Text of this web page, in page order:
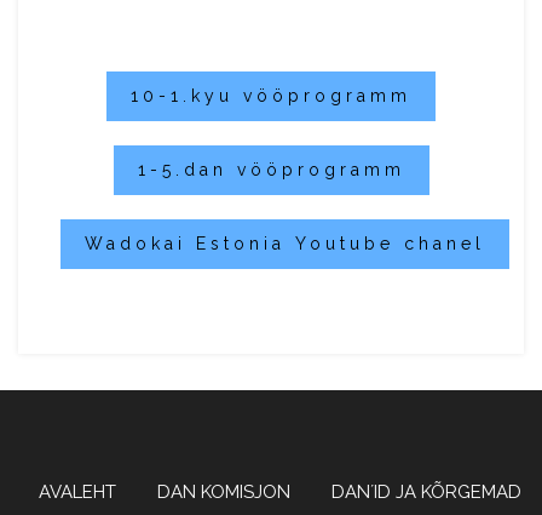
10-1.kyu vööprogramm
1-5.dan vööprogramm
Wadokai Estonia Youtube chanel
AVALEHT DAN KOMISJON DAN´ID JA KÕRGEMAD